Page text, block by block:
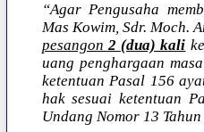
“Agar Pengusaha
Mas Kowim, Sdr. Moch.
pesangon2 (dua) kali
uang penghargaan
ketentuan Pasal 156
hak sesuai ketentuan
Undang Nomor 13